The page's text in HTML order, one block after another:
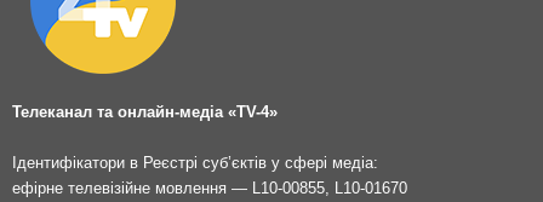
Телеканал та онлайн-медіа «TV-4»
Ідентифікатори в Реєстрі суб’єктів у сфері медіа:
ефірне телевізійне мовлення — L10-00855, L10-01670